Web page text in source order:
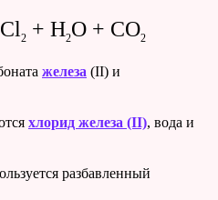
2 + H2O + CO2
железа (II) и
хлорид железа (II), вода и
разбавленный